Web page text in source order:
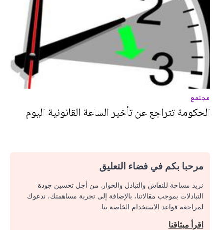
مجتمع
الحكومة تتراجع عن تأخير الساعة القانونية اليوم
مرحبا بكم في فضاء التعليق
نريد مساحة للنقاش والتبادل والحوار. من أجل تحسين جودة
التبادلات بموجب مقالاتنا، بالإضافة إلى تجربة مساهمتك، ندعوك
لمراجعة قواعد الاستخدام الخاصة بنا.
اقرأ ميثاقنا